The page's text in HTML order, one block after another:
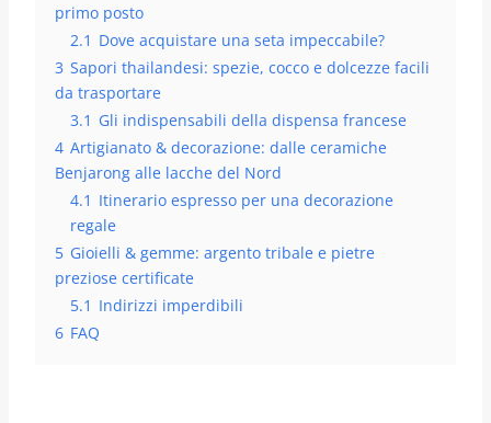
primo posto
2.1 Dove acquistare una seta impeccabile?
3 Sapori thailandesi: spezie, cocco e dolcezze facili
da trasportare
3.1 Gli indispensabili della dispensa francese
4 Artigianato & decorazione: dalle ceramiche
Benjarong alle lacche del Nord
4.1 Itinerario espresso per una decorazione
regale
5 Gioielli & gemme: argento tribale e pietre
preziose certificate
5.1 Indirizzi imperdibili
6 FAQ